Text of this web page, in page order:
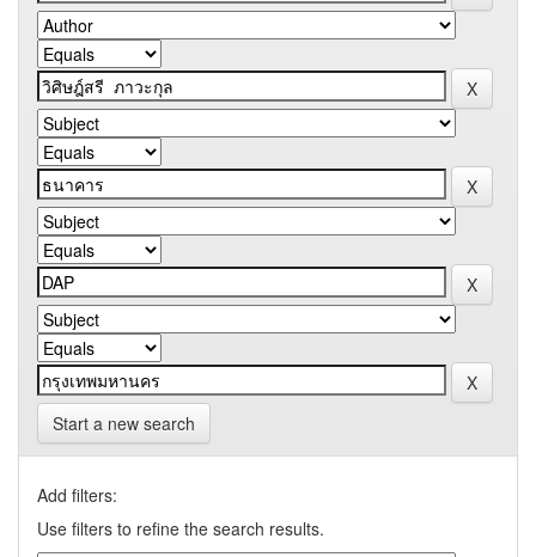
Start a new search
Add filters:
Use filters to refine the search results.